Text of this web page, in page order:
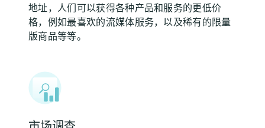
地址，人们可以获得各种产品和服务的更低价
格，例如最喜欢的流媒体服务，以及稀有的限量
版商品等等。